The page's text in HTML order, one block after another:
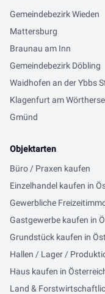
Gemeindebezirk Wieden
Mattersburg
Braunau am Inn
Gemeindebezirk Döbling
Waidhofen an der Ybbs
Klagenfurt am
Gmünd
Objektarten
Büro / Praxen kaufen
Einzelhandel kaufen in
Gewerbliche
Gastgewerbe kaufen in
Grundstück kaufen in
Hallen / Lager /
Haus kaufen in
Land &